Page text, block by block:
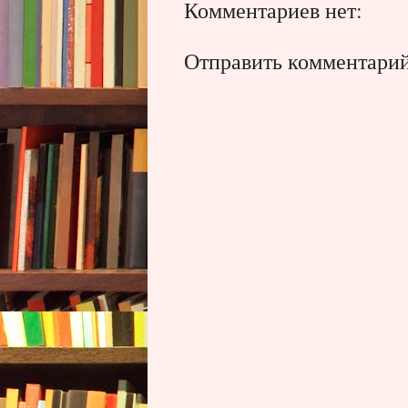
Комментариев нет:
Отправить